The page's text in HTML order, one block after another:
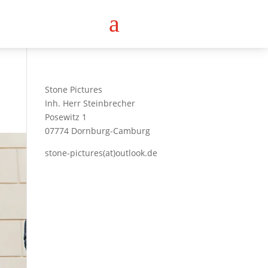
a
Stone Pictures
Inh. Herr Steinbrecher
Posewitz 1
07774 Dornburg-Camburg
stone-pictures(at)outlook.de